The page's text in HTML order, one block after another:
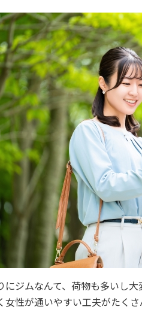
にジムなんて、荷物も多いし
女性が通いやすい工夫がたくさ